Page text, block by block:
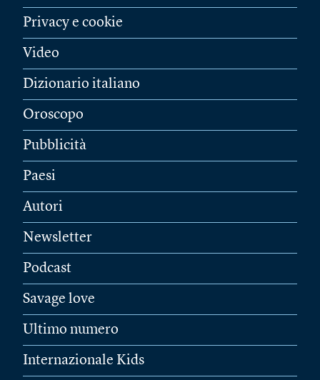
Privacy e cookie
Video
Dizionario italiano
Oroscopo
Pubblicità
Paesi
Autori
Newsletter
Podcast
Savage love
Ultimo numero
Internazionale Kids